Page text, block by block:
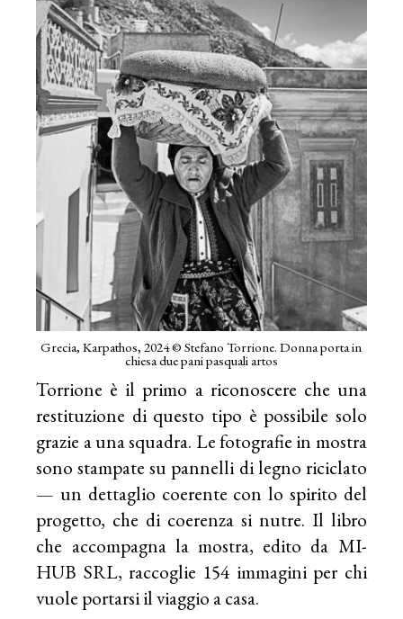
Grecia, Karpathos, 2024 © Stefano Torrione. Donna porta in
chiesa due pani pasquali artos
Torrione è il primo a riconoscere che una
restituzione di questo tipo è possibile solo
grazie a una squadra. Le fotografie in mostra
sono stampate su pannelli di legno riciclato
— un dettaglio coerente con lo spirito del
progetto, che di coerenza si nutre. Il libro
che accompagna la mostra, edito da MI-
HUB SRL, raccoglie 154 immagini per chi
vuole portarsi il viaggio a casa.